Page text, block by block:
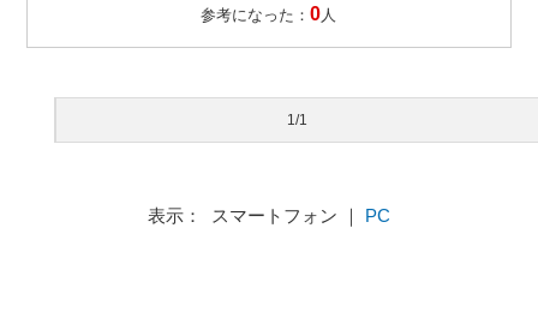
参考になった：0 人
1/1
表示： スマートフォン ｜ PC